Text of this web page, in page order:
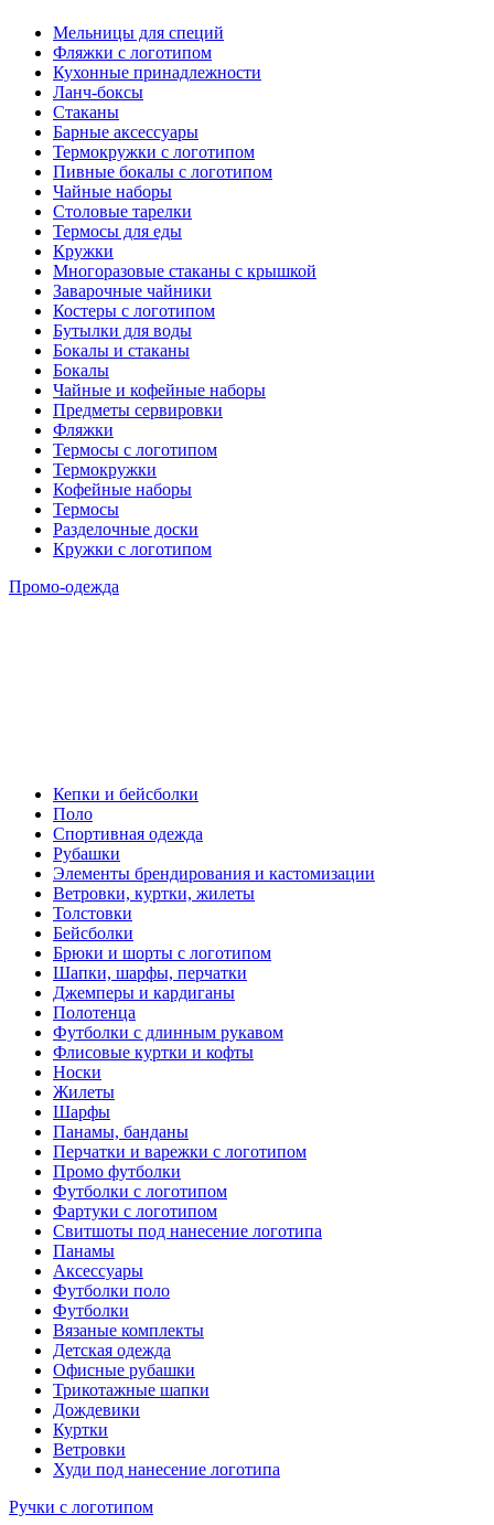
Мельницы для специй
Фляжки с логотипом
Кухонные принадлежности
Ланч-боксы
Стаканы
Барные аксессуары
Термокружки с логотипом
Пивные бокалы с логотипом
Чайные наборы
Столовые тарелки
Термосы для еды
Кружки
Многоразовые стаканы с крышкой
Заварочные чайники
Костеры с логотипом
Бутылки для воды
Бокалы и стаканы
Бокалы
Чайные и кофейные наборы
Предметы сервировки
Фляжки
Термосы с логотипом
Термокружки
Кофейные наборы
Термосы
Разделочные доски
Кружки с логотипом
Промо-одежда
Кепки и бейсболки
Поло
Спортивная одежда
Рубашки
Элементы брендирования и кастомизации
Ветровки, куртки, жилеты
Толстовки
Бейсболки
Брюки и шорты с логотипом
Шапки, шарфы, перчатки
Джемперы и кардиганы
Полотенца
Футболки с длинным рукавом
Флисовые куртки и кофты
Носки
Жилеты
Шарфы
Панамы, банданы
Перчатки и варежки с логотипом
Промо футболки
Футболки с логотипом
Фартуки с логотипом
Свитшоты под нанесение логотипа
Панамы
Аксессуары
Футболки поло
Футболки
Вязаные комплекты
Детская одежда
Офисные рубашки
Трикотажные шапки
Дождевики
Куртки
Ветровки
Худи под нанесение логотипа
Ручки с логотипом